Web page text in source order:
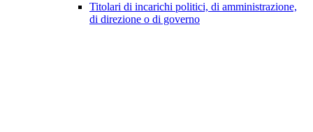
Titolari di incarichi politici, di amministrazione,
di direzione o di governo